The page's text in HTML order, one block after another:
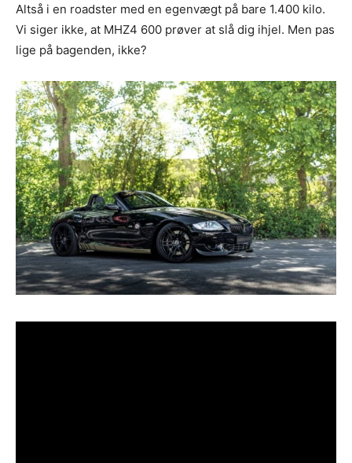
Altså i en roadster med en egenvægt på bare 1.400 kilo.
Vi siger ikke, at MHZ4 600 prøver at slå dig ihjel. Men pas
lige på bagenden, ikke?